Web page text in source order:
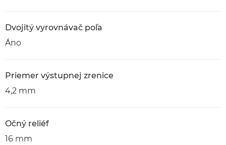
Dvojitý vyrovnávač poľa
Áno
Priemer výstupnej zrenice
4,2 mm
Očný reliéf
16 mm